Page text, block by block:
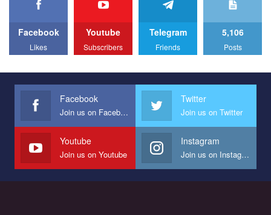
We appeal to your support and ask to help us implement our plan
All you have to do is to press "Like" below the video.
Эмоционально сильный ролик от команды "Гей-альянс
представляющий программу развития организации.
Мы просим вас поддержать нас и помочь нам реализовать
наш план по борьбе с насилием и дискриминацией на почве
СОГИ в Украине.
Все, что вам нужно сделать - это зайти на наш канал YouTube
по этой ссылке и поставить лайк под видео.
Facebook
Likes
Youtube
Subscribers
Telegram
Friends
5,106
Posts
Facebook
Join us on Facebook
Twitter
Join us on Twitter
Youtube
Join us on Youtube
Instagram
Join us on Instagram